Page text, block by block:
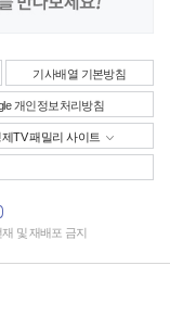
기사배열 기본방침
개인정보처리방침
TV 패밀리 사이트
재 및 재배포 금지